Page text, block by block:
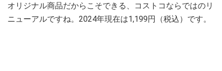
オリジナル商品だからこそできる、コストコならではのリ
ニューアルですね。2024年現在は1,199円（税込）です。